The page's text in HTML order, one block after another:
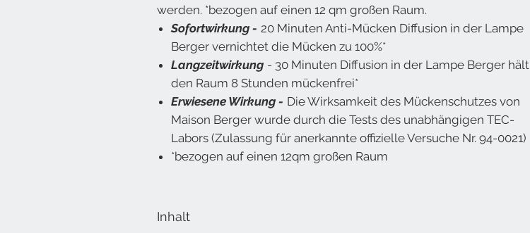
werden. *bezogen auf einen 12 qm großen Raum.
Sofortwirkung - 20 Minuten Anti-Mücken Diffusion in der Lampe
Berger vernichtet die Mücken zu 100%*
Langzeitwirkung - 30 Minuten Diffusion in der Lampe Berger hält
den Raum 8 Stunden mückenfrei*
Erwiesene Wirkung - Die Wirksamkeit des Mückenschutzes von
Maison Berger wurde durch die Tests des unabhängigen TEC-
Labors (Zulassung für anerkannte offizielle Versuche Nr. 94-0021)
*bezogen auf einen 12qm großen Raum
Inhalt